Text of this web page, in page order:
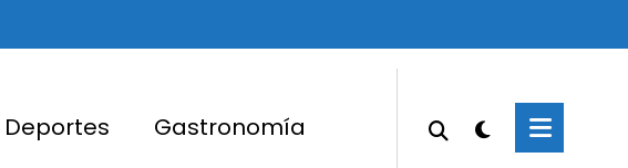
Deportes Gastronomía